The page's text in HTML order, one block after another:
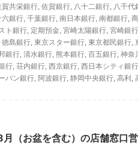
賀共栄銀行, 佐賀銀行, 八十二銀行, 八千代
六銀行, 千葉銀行, 南日本銀行, 南都銀行,
ト銀行, 定期預金, 宮崎太陽銀行, 宮崎銀行
徳島銀行, 東京スター銀行, 東京都民銀行,
銀行, 清水銀行, 熊本銀行, 百五銀行, 神奈
行, 荘内銀行, 西京銀行, 西日本シティ銀行
バン銀行, 阿波銀行, 静岡中央銀行, 高利,
（お盆を含む）の店舗窓口